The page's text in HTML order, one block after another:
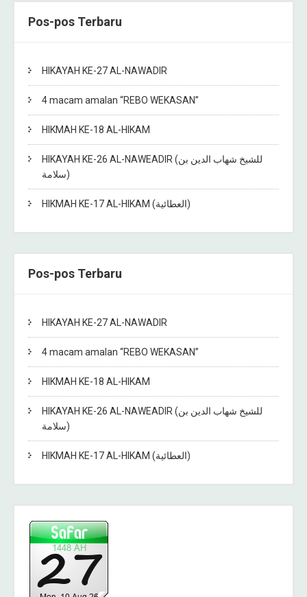
Pos-pos Terbaru
HIKAYAH KE-27 AL-NAWADIR
4 macam amalan “REBO WEKASAN”
HIKMAH KE-18 AL-HIKAM
HIKAYAH KE-26 AL-NAWEADIR (للشيخ شهاب الدين بن
سلامة)
HIKMAH KE-17 AL-HIKAM (العطائية)
Pos-pos Terbaru
HIKAYAH KE-27 AL-NAWADIR
4 macam amalan “REBO WEKASAN”
HIKMAH KE-18 AL-HIKAM
HIKAYAH KE-26 AL-NAWEADIR (للشيخ شهاب الدين بن
سلامة)
HIKMAH KE-17 AL-HIKAM (العطائية)